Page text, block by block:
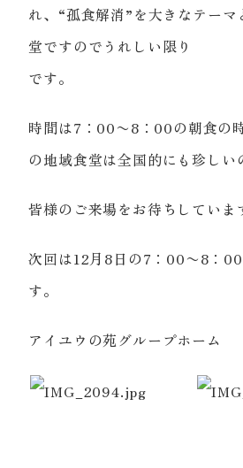
れ、“孤食解消”を大きなテーマ
堂ですのでうれしい限り
です。
時間は7：00〜8：00の朝食の
の地域食堂は全国的にも珍しい
皆様のご来場をお待ちしていま
次回は12月8日の7：00〜8：
す。
アイユウの苑グループホー